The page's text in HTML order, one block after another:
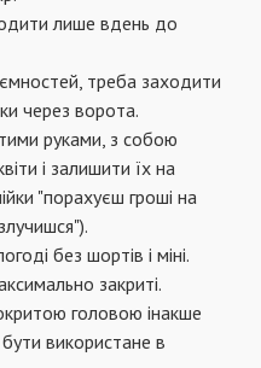
лише вдень до
треба заходити
через ворота.
руками, з собою
і залишити їх на
"порахуєш гроші на
без шортів і міні.
закриті.
головою інакше
використане в